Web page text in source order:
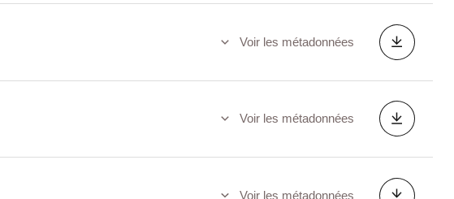
Voir les métadonnées
Voir les métadonnées
Voir les métadonnées